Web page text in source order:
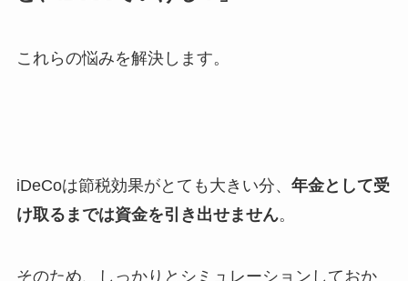
これらの悩みを解決します。
iDeCoは節税効果がとても大きい分、 年金として受
け取るまでは資金を引き出せません。
そのため、しっかりとシミュレーションしておか